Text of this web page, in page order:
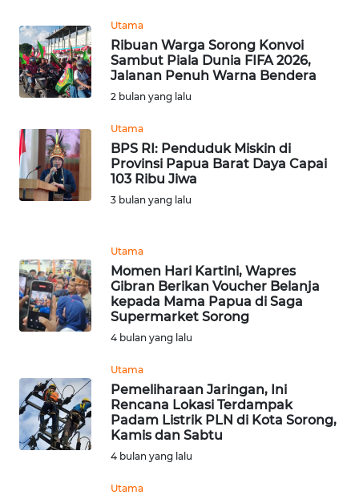
Utama
Ribuan Warga Sorong Konvoi
Sambut Piala Dunia FIFA 2026,
Jalanan Penuh Warna Bendera
2 bulan yang lalu
Utama
BPS RI: Penduduk Miskin di
Provinsi Papua Barat Daya Capai
103 Ribu Jiwa
3 bulan yang lalu
Utama
Momen Hari Kartini, Wapres
Gibran Berikan Voucher Belanja
kepada Mama Papua di Saga
Supermarket Sorong
4 bulan yang lalu
Utama
Pemeliharaan Jaringan, Ini
Rencana Lokasi Terdampak
Padam Listrik PLN di Kota Sorong,
Kamis dan Sabtu
4 bulan yang lalu
Utama
WN
JAKARTA
WN
WN
BANTEN
WN
KEPRI
WN
PAPUA
BARAT